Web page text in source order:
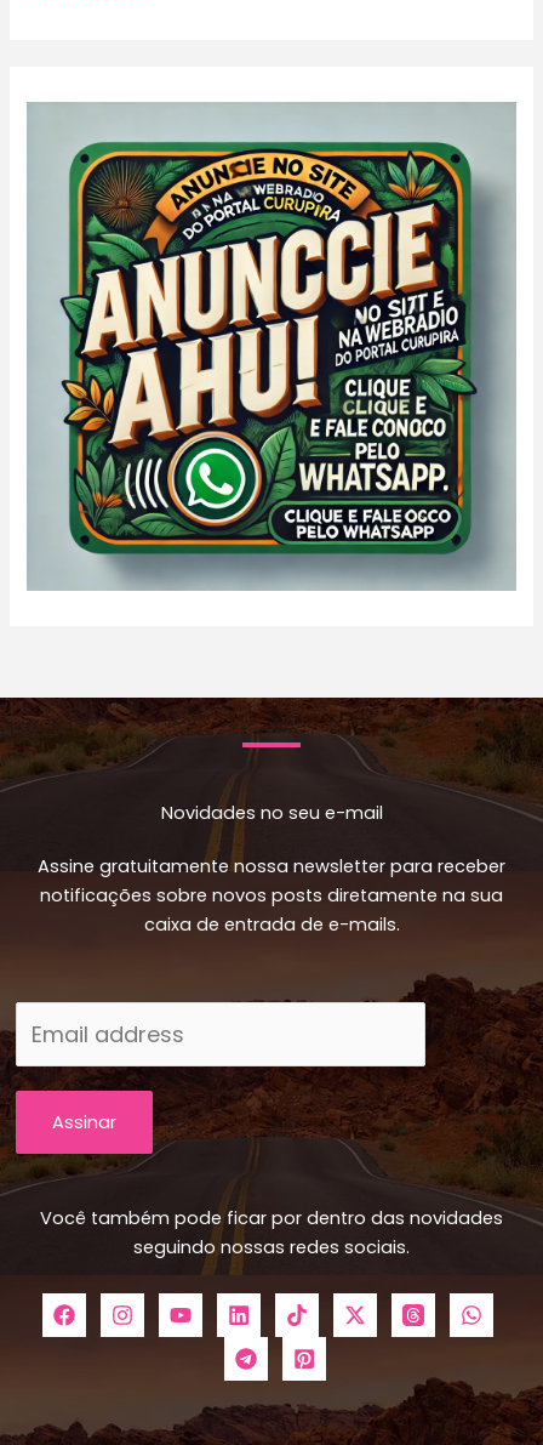
Novidades no seu e-mail
Assine gratuitamente nossa newsletter para receber
notificações sobre novos posts diretamente na sua
caixa de entrada de e-mails.
Assinar
Você também pode ficar por dentro das novidades
seguindo nossas redes sociais.